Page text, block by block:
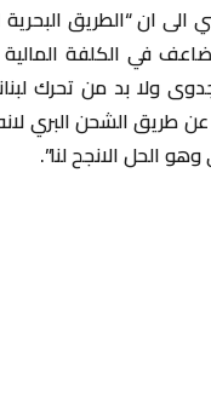
الى ان “الطريق البحرية
في الكلفة
ولا بد من تحرك
عن طريق الشحن البري
الحل الانجح لنا”.